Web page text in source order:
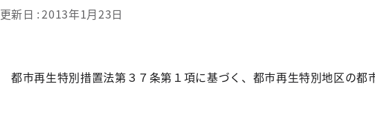
更新日 2013年1月23日
都市再生特別措置法第３７条第１項に基づく、都市再生特別地区の都